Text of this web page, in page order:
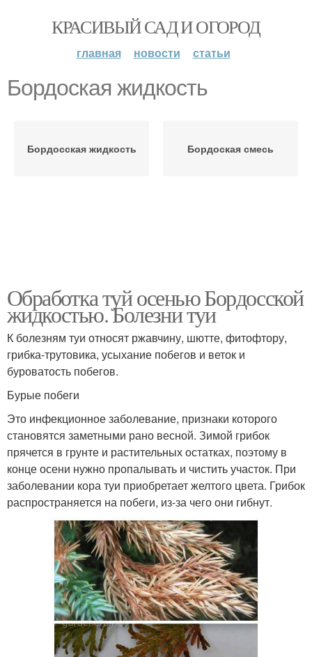
КРАСИВЫЙ САД И ОГОРОД
главная новости статьи
Бордоская жидкость
Бордосская жидкость Бордоская смесь
Обработка туй осенью Бордосской
жидкостью. Болезни туи
К болезням туи относят ржавчину, шютте, фитофтору,
грибка-трутовика, усыхание побегов и веток и
буроватость побегов.
Бурые побеги
Это инфекционное заболевание, признаки которого
становятся заметными рано весной. Зимой грибок
прячется в грунте и растительных остатках, поэтому в
конце осени нужно пропалывать и чистить участок. При
заболевании кора туи приобретает желтого цвета. Грибок
распространяется на побеги, из-за чего они гибнут.